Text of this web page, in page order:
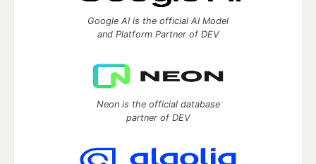
Google AI is the official AI Model
and Platform Partner of DEV
Neon is the official database
partner of DEV